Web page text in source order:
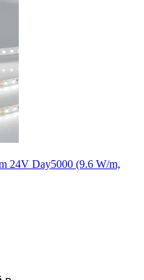
24V Day5000 (9.6 W/m,